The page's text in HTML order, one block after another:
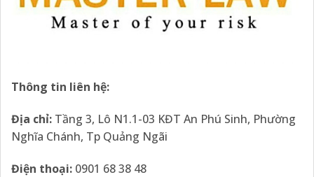
Thông tin liên hệ:
Địa chỉ: Tầng 3, Lô N1.1-03 KĐT An Phú Sinh, Phường
Nghĩa Chánh, Tp Quảng Ngãi
Điện thoại: 0901 68 38 48